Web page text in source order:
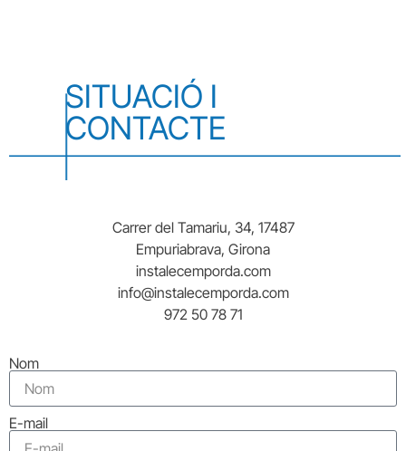
SITUACIÓ I
CONTACTE
Carrer del Tamariu, 34, 17487
Empuriabrava, Girona
instalecemporda.com
info@instalecemporda.com
972 50 78 71
Nom
E-mail